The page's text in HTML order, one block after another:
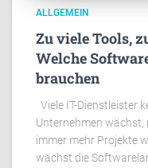
ALLGEMEIN
Zu viele Tools,
Welche
brauchen
Viele IT-Dienstleister
Unternehmen wächst,
immer mehr Projekte
wächst die